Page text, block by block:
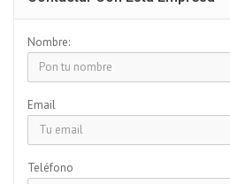
Nombre:
Email
Teléfono